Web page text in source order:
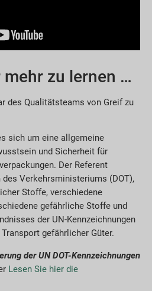
mehr zu lernen …
des Qualitätsteams von Greif zu
sich um eine allgemeine
und Sicherheit für
Der Referent
Verkehrsministeriums (DOT),
Stoffe, verschiedene
gefährliche Stoffe und
der UN-Kennzeichnungen
gefährlicher Güter.
der UN DOT-Kennzeichnungen
Lesen Sie hier die